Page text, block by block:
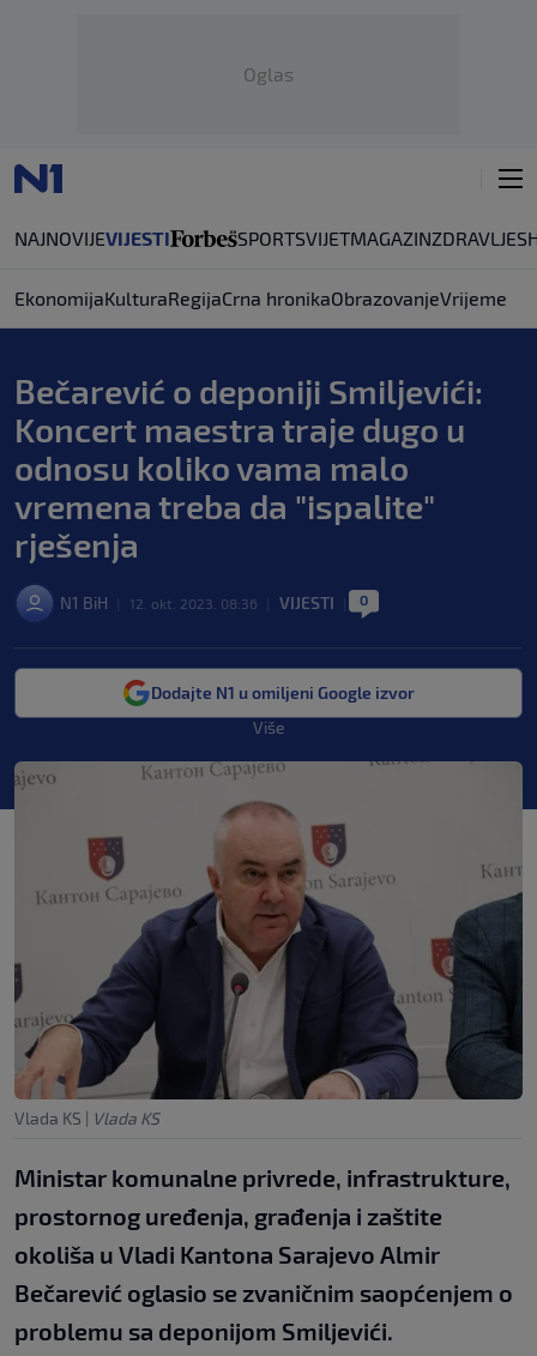
Oglas
NAJNOVIJEVIJESTI SPORTSVIJETMAGAZINZDRAVLJE
EkonomijaKulturaRegijaCrna hronikaObrazovanjeVrijeme
Bečarević o deponiji Smiljevići:
Koncert maestra traje dugo u
odnosu koliko vama malo
vremena treba da "ispalite"
rješenja
N1 BiH 12. okt. 2023. 08:36 VIJESTI 0
Dodajte N1 u omiljeni Google izvor
Više
Vlada KS | Vlada KS
Ministar komunalne privrede, infrastrukture,
prostornog uređenja, građenja i zaštite
okoliša u Vladi Kantona Sarajevo Almir
Bečarević oglasio se zvaničnim saopćenjem o
problemu sa deponijom Smiljevići.